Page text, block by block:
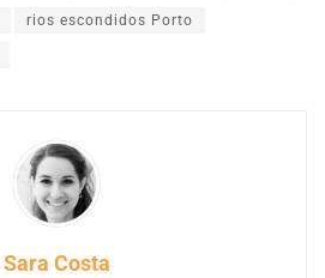
rios escondidos Porto
Sara Costa